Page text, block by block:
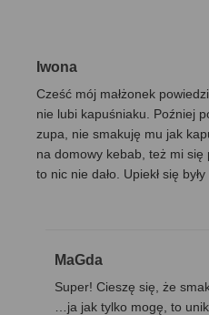
Iwona
Cześć mój małżonek
nie lubi kapuśniaku. Poźniej
zupa, nie smakuję mu jak
na domowy kebab, też mi się
to nic nie dało. Upiekł się
MaGda
Super! Cieszę się, że
…ja jak tylko mogę, to